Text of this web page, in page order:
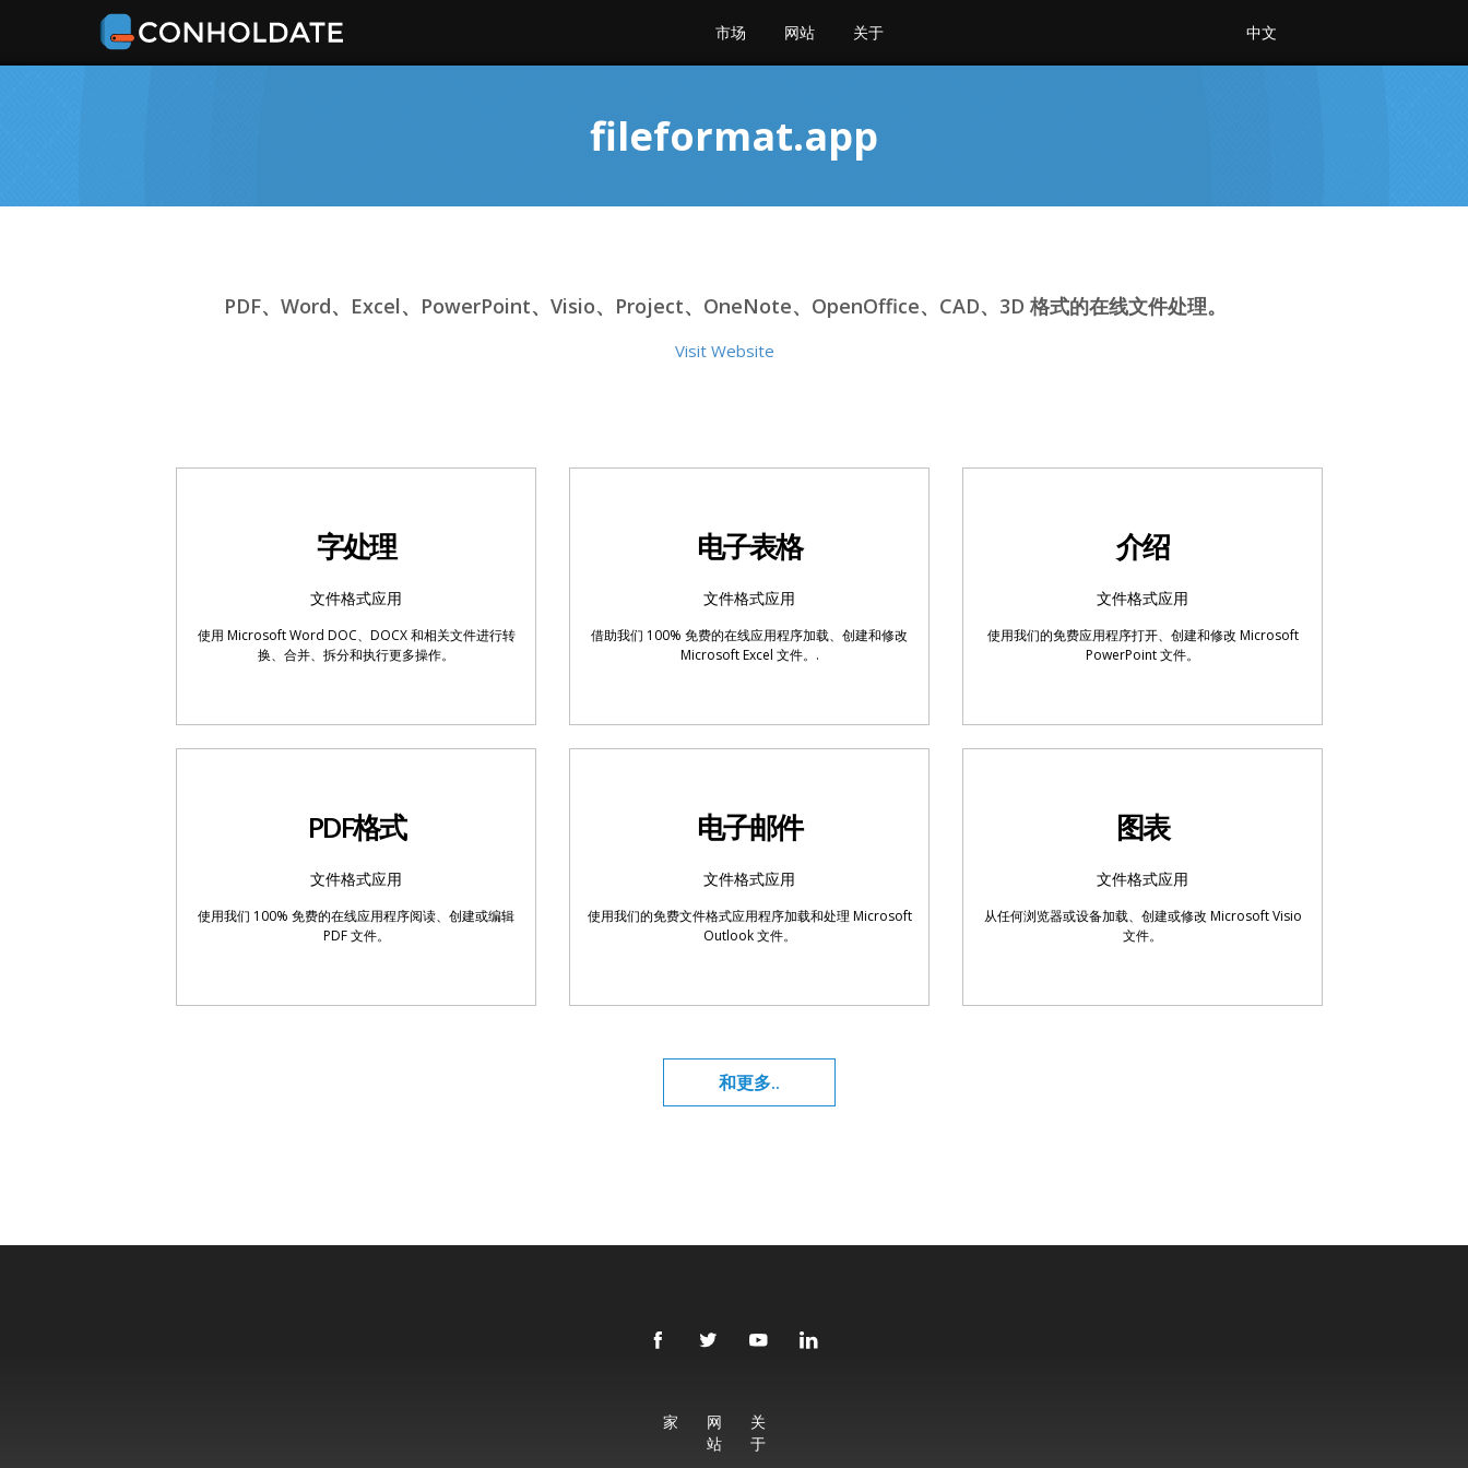
中文
市场 网站 关于
fileformat.app
PDF、Word、Excel、PowerPoint、Visio、Project、OneNote、OpenOffice、CAD、3D 格式的在线文件处理。
Visit Website
字处理
文件格式应用
使用 Microsoft Word DOC、DOCX 和相关文件进行转
换、合并、拆分和执行更多操作。
电子表格
文件格式应用
借助我们 100% 免费的在线应用程序加载、创建和修改
Microsoft Excel 文件。.
介绍
文件格式应用
使用我们的免费应用程序打开、创建和修改 Microsoft
PowerPoint 文件。
PDF格式
文件格式应用
使用我们 100% 免费的在线应用程序阅读、创建或编辑
PDF 文件。
电子邮件
文件格式应用
使用我们的免费文件格式应用程序加载和处理 Microsoft
Outlook 文件。
图表
文件格式应用
从任何浏览器或设备加载、创建或修改 Microsoft Visio
文件。
和更多..
家
网
站
关
于